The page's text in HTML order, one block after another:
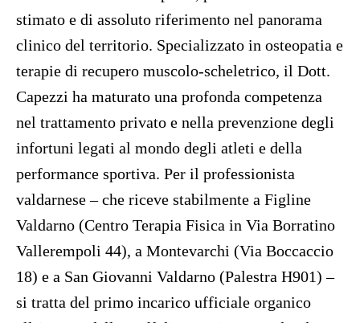
stimato e di assoluto riferimento nel panorama
clinico del territorio. Specializzato in osteopatia e
terapie di recupero muscolo-scheletrico, il Dott.
Capezzi ha maturato una profonda competenza
nel trattamento privato e nella prevenzione degli
infortuni legati al mondo degli atleti e della
performance sportiva. Per il professionista
valdarnese – che riceve stabilmente a Figline
Valdarno (Centro Terapia Fisica in Via Borratino
Vallerempoli 44), a Montevarchi (Via Boccaccio
18) e a San Giovanni Valdarno (Palestra H901) –
si tratta del primo incarico ufficiale organico